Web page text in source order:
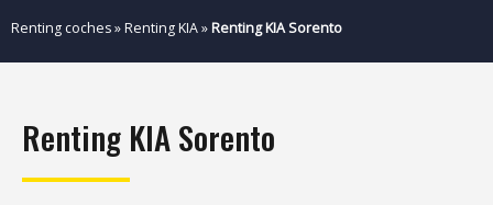
Renting coches»Renting KIA»Renting KIA Sorento
Renting KIA Sorento